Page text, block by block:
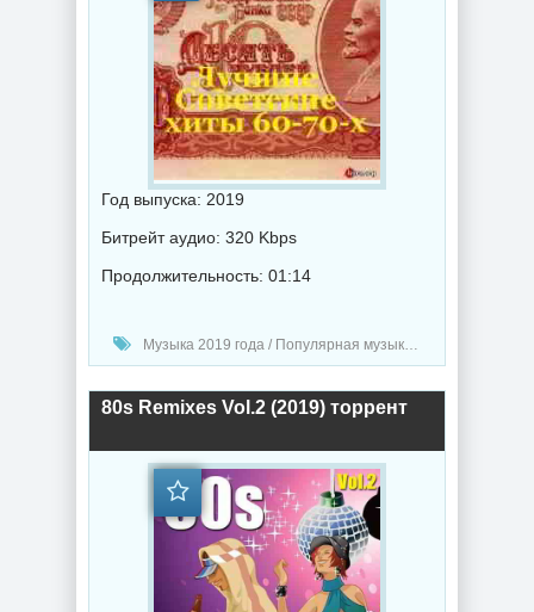
Год выпуска: 2019
Битрейт аудио: 320 Kbps
Продолжительность: 01:14
Музыка 2019 года / Популярная музыка / Ретро музыка
80s Remixes Vol.2 (2019) торрент